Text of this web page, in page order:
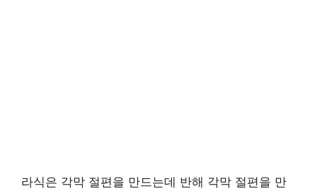
라식은 각막 절편을 만드는데 반해 각막 절편을 만